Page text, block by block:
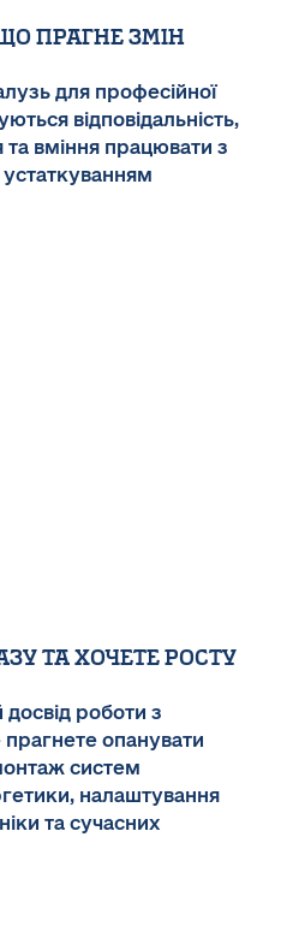
прагне змін
для професійної
відповідальність,
вміння працювати з
ТА ХОЧЕТЕ РОСТУ
роботи з
опанувати
систем
налаштування
та сучасних